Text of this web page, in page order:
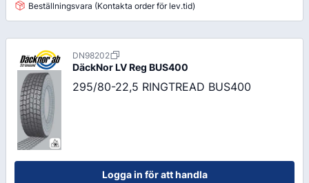
Beställningsvara (Kontakta order för lev.tid)
DN98202
DäckNor LV Reg BUS400
295/80-22,5 RINGTREAD BUS400
Logga in för att handla